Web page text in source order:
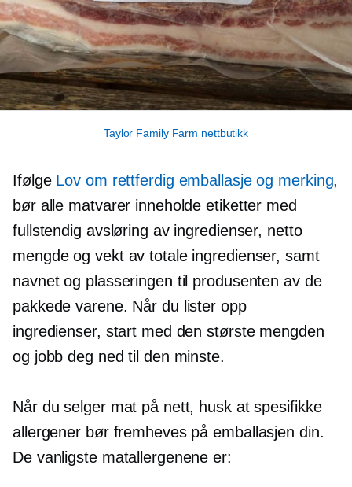
Taylor Family Farm nettbutikk
Ifølge Lov om rettferdig emballasje og merking,
bør alle matvarer inneholde etiketter med
fullstendig avsløring av ingredienser, netto
mengde og vekt av totale ingredienser, samt
navnet og plasseringen til produsenten av de
pakkede varene. Når du lister opp
ingredienser, start med den største mengden
og jobb deg ned til den minste.
Når du selger mat på nett, husk at spesifikke
allergener bør fremheves på emballasjen din.
De vanligste matallergenene er: